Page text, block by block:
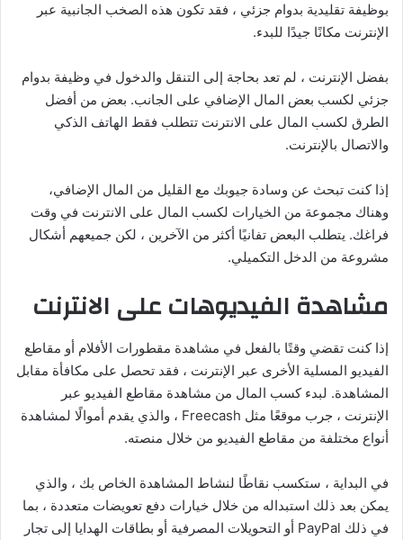
بوظيفة تقليدية بدوام جزئي ، فقد تكون هذه الصخب الجانبية عبر
الإنترنت مكانًا جيدًا للبدء.
بفضل الإنترنت ، لم تعد بحاجة إلى التنقل والدخول في وظيفة بدوام
جزئي لكسب بعض المال الإضافي على الجانب. بعض من أفضل
الطرق لكسب المال على الانترنت تتطلب فقط الهاتف الذكي
والاتصال بالإنترنت.
إذا كنت تبحث عن وسادة جيوبك مع القليل من المال الإضافي،
وهناك مجموعة من الخيارات لكسب المال على الانترنت في وقت
فراغك. يتطلب البعض تفانيًا أكثر من الآخرين ، لكن جميعهم أشكال
مشروعة من الدخل التكميلي.
مشاهدة الفيديوهات على الانترنت
إذا كنت تقضي وقتًا بالفعل في مشاهدة مقطورات الأفلام أو مقاطع
الفيديو المسلية الأخرى عبر الإنترنت ، فقد تحصل على مكافأة مقابل
المشاهدة. لبدء كسب المال من مشاهدة مقاطع الفيديو عبر
الإنترنت ، جرب موقعًا مثل Freecash ، والذي يقدم أموالًا لمشاهدة
أنواع مختلفة من مقاطع الفيديو من خلال منصته.
في البداية ، ستكسب نقاطًا لنشاط المشاهدة الخاص بك ، والذي
يمكن بعد ذلك استبداله من خلال خيارات دفع تعويضات متعددة ، بما
في ذلك PayPal أو التحويلات المصرفية أو بطاقات الهدايا إلى تجار